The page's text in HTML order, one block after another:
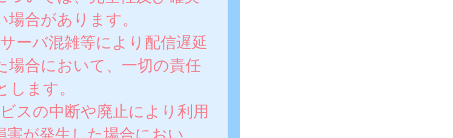
合があります。
ーバ混雑等により配信遅延
場合において、一切の責任
ます。
スの中断や廃止により利用
害が発生した場合におい